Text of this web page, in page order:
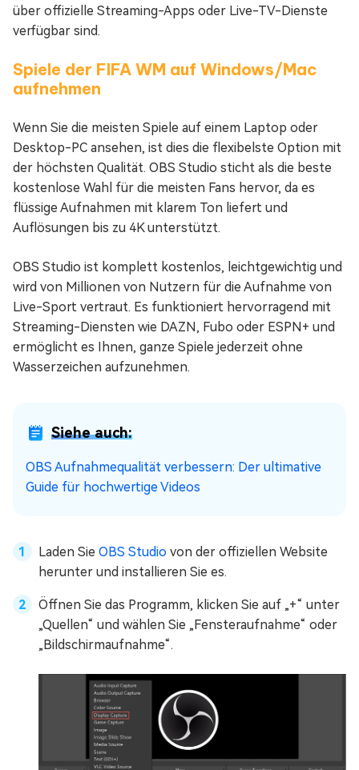
über offizielle Streaming-Apps oder Live-TV-Dienste
verfügbar sind.
Spiele der FIFA WM auf Windows/Mac
aufnehmen
Wenn Sie die meisten Spiele auf einem Laptop oder
Desktop-PC ansehen, ist dies die flexibelste Option mit
der höchsten Qualität. OBS Studio sticht als die beste
kostenlose Wahl für die meisten Fans hervor, da es
flüssige Aufnahmen mit klarem Ton liefert und
Auflösungen bis zu 4K unterstützt.
OBS Studio ist komplett kostenlos, leichtgewichtig und
wird von Millionen von Nutzern für die Aufnahme von
Live-Sport vertraut. Es funktioniert hervorragend mit
Streaming-Diensten wie DAZN, Fubo oder ESPN+ und
ermöglicht es Ihnen, ganze Spiele jederzeit ohne
Wasserzeichen aufzunehmen.
Siehe auch:
OBS Aufnahmequalität verbessern: Der ultimative
Guide für hochwertige Videos
Laden Sie OBS Studio von der offiziellen Website
herunter und installieren Sie es.
Öffnen Sie das Programm, klicken Sie auf „+“ unter
„Quellen“ und wählen Sie „Fensteraufnahme“ oder
„Bildschirmaufnahme“.